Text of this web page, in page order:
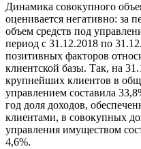
Динамика совокупного
оценивается негативно: за
объем средств под
период с 31.12.2018 по
позитивных факторов
клиентской базы. Так, на
крупнейших клиентов в
управлением составила
год доля доходов,
клиентами, в совокупных
управления имуществом
4,6%.